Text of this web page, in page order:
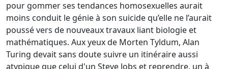
pour gommer ses tendances homosexuelles aurait
moins conduit le génie à son suicide qu’elle ne l’aurait
poussé vers de nouveaux travaux liant biologie et
mathématiques. Aux yeux de Morten Tyldum, Alan
Turing devait sans doute suivre un itinéraire aussi
atypique que celui d'un Steve Jobs et reprendre, un à